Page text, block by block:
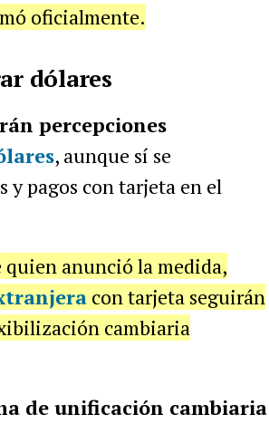
oficialmente.
dólares
percepciones
, aunque sí se
y pagos con tarjeta en el
anunció la medida,
con tarjeta seguirán
cambiaria
de unificación cambiaria